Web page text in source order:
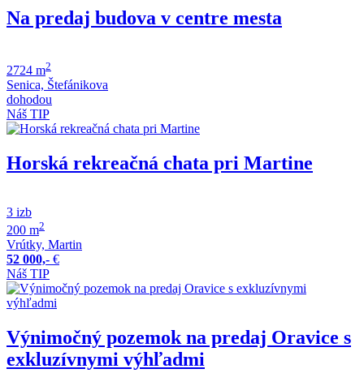
Na predaj budova v centre mesta
2724 m2
Senica, Štefánikova
dohodou
Náš TIP
Horská rekreačná chata pri Martine
3 izb
200 m2
Vrútky, Martin
52 000,- €
Náš TIP
Výnimočný pozemok na predaj Oravice s
exkluzívnymi výhľadmi